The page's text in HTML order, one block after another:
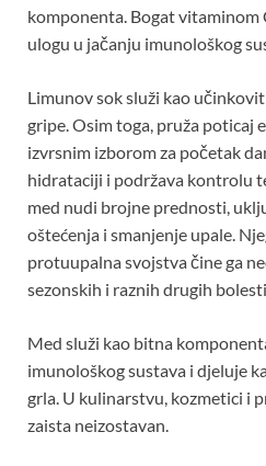
komponenta. Bogat vitaminom
ulogu u jačanju imunološkog
Limunov sok služi kao
gripe. Osim toga, pruža poticaj
izvrsnim izborom za početak
hidrataciji i podržava kontrolu
med nudi brojne prednosti,
oštećenja i smanjenje upale.
protuupalna svojstva čine ga
sezonskih i raznih drugih
Med služi kao bitna
imunološkog sustava i djeluje
grla. U kulinarstvu, kozmetici i
zaista neizostavan.